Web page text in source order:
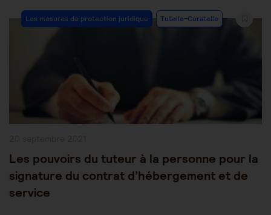
Post
Category:
Les mesures de protection juridique Tutelle-Curatelle
Les pouvoirs du tuteur à la personne pour la
signature du contrat d’hébergement et de
service